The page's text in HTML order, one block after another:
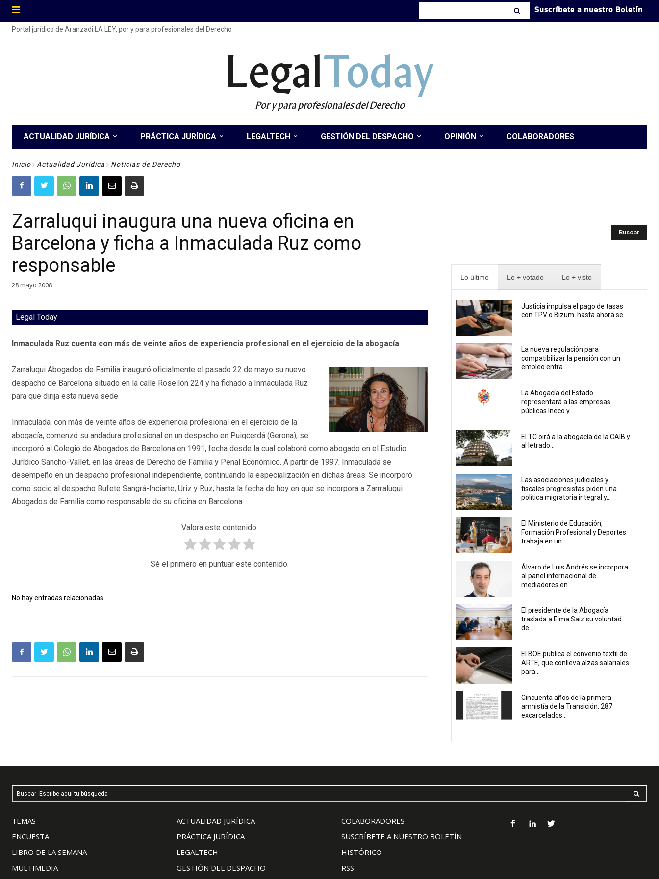
Suscríbete a nuestro Boletín
Portal jurídico de Aranzadi LA LEY, por y para profesionales del Derecho
LegalToday
Por y para profesionales del Derecho
ACTUALIDAD JURÍDICA PRÁCTICA JURÍDICA LEGALTECH GESTIÓN DEL DESPACHO OPINIÓN COLABORADORES
Inicio Actualidad Jurídica Noticias de Derecho
Zarraluqui inaugura una nueva oficina en
Barcelona y ficha a Inmaculada Ruz como
responsable
28 mayo 2008
Legal Today
Inmaculada Ruz cuenta con más de veinte años de experiencia profesional en el ejercicio de la abogacía
Zarraluqui Abogados de Familia inauguró oficialmente el pasado 22 de mayo su nuevo
despacho de Barcelona situado en la calle Rosellón 224 y ha fichado a Inmaculada Ruz
para que dirija esta nueva sede.
Inmaculada, con más de veinte años de experiencia profesional en el ejercicio de la
abogacía, comenzó su andadura profesional en un despacho en Puigcerdá (Gerona); se
incorporó al Colegio de Abogados de Barcelona en 1991, fecha desde la cual colaboró como abogado en el Estudio
Jurídico Sancho-Vallet, en las áreas de Derecho de Familia y Penal Económico. A partir de 1997, Inmaculada se
desempeñó en un despacho profesional independiente, continuando la especialización en dichas áreas. Se incorporó
como socio al despacho Bufete Sangrá-Inciarte, Uriz y Ruz, hasta la fecha de hoy en que se incorpora a Zarrraluqui
Abogados de Familia como responsable de su oficina en Barcelona.
Valora este contenido.
Sé el primero en puntuar este contenido.
No hay entradas relacionadas
Buscar
Lo último Lo + votado Lo + visto
Justicia impulsa el pago de tasas
con TPV o Bizum: hasta ahora se...
La nueva regulación para
compatibilizar la pensión con un
empleo entra...
La Abogacía del Estado
representará a las empresas
públicas Ineco y...
El TC oirá a la abogacía de la CAIB y
al letrado...
Las asociaciones judiciales y
fiscales progresistas piden una
política migratoria integral y...
El Ministerio de Educación,
Formación Profesional y Deportes
trabaja en un...
Álvaro de Luis Andrés se incorpora
al panel internacional de
mediadores en...
El presidente de la Abogacía
traslada a Elma Saiz su voluntad
de...
El BOE publica el convenio textil de
ARTE, que conlleva alzas salariales
para...
Cincuenta años de la primera
amnistía de la Transición: 287
excarcelados...
Buscar: Escribe aquí tu búsqueda
TEMAS
ENCUESTA
LIBRO DE LA SEMANA
MULTIMEDIA
ACTUALIDAD JURÍDICA
PRÁCTICA JURÍDICA
LEGALTECH
GESTIÓN DEL DESPACHO
COLABORADORES
SUSCRÍBETE A NUESTRO BOLETÍN
HISTÓRICO
RSS